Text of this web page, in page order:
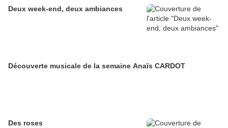
Deux week-end, deux ambiances
Découverte musicale de la semaine Anaïs CARDOT
Des roses